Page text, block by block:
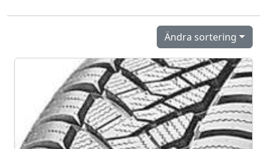
Ändra sortering